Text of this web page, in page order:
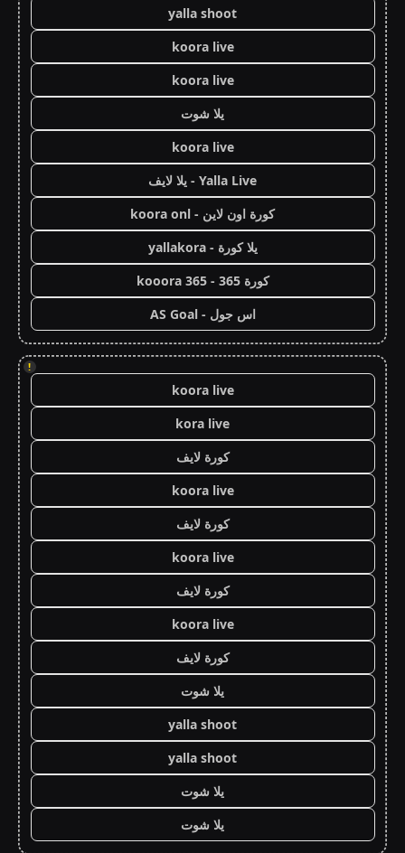
yalla shoot
koora live
koora live
يلا شوت
koora live
Yalla Live - يلا لايف
كورة اون لاين - koora onl
يلا كورة - yallakora
كورة 365 - kooora 365
اس جول - AS Goal
!
koora live
kora live
كورة لايف
koora live
كورة لايف
koora live
كورة لايف
koora live
كورة لايف
يلا شوت
yalla shoot
yalla shoot
يلا شوت
يلا شوت